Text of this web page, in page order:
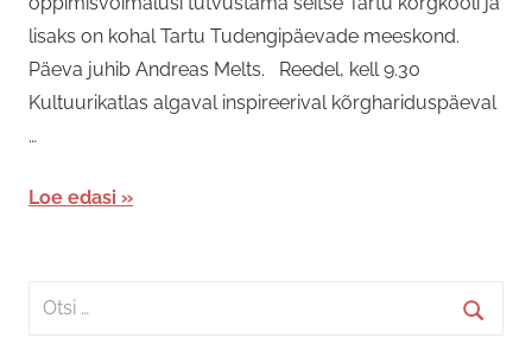
lisaks on kohal Tartu Tudengipäevade meeskond.
Päeva juhib Andreas Melts. Reedel, kell 9.30
Kultuurikatlas algaval inspireerival kõrghariduspäeval
…
Loe edasi
Search